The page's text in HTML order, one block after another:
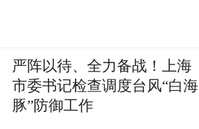
严阵以待、全力备战！上海
市委书记检查调度台风“白海
豚”防御工作